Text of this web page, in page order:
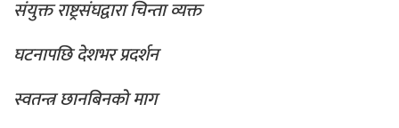
संयुक्त राष्ट्रसंघद्वारा चिन्ता व्यक्त
घटनापछि देशभर प्रदर्शन
स्वतन्त्र छानबिनको माग